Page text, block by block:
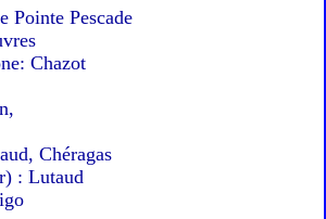
Pointe Pescade
Chazot
Chéragas
: Lutaud